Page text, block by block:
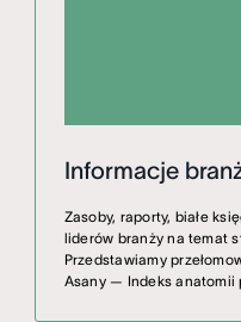
Informacje
Zasoby, raporty, białe
liderów branży na temat
Przedstawiamy
Asany — Indeks anatomii